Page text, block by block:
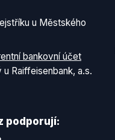
u Městského
bankovní účet
Raiffeisenbank, a.s.
podporují: